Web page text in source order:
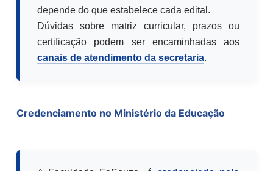
depende do que estabelece cada edital.
Dúvidas sobre matriz curricular, prazos ou
certificação podem ser encaminhadas aos
canais de atendimento da secretaria.
Credenciamento no Ministério da Educação